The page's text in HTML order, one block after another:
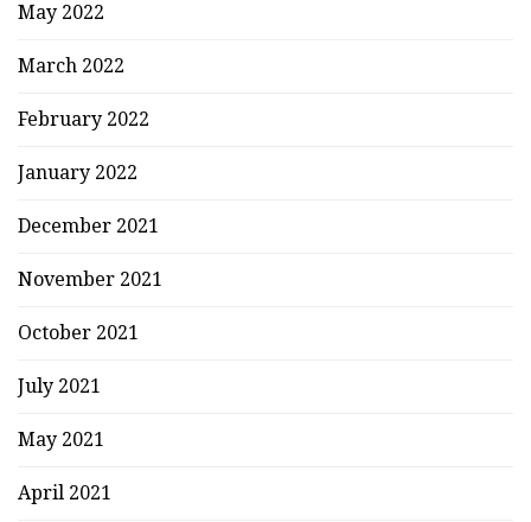
May 2022
March 2022
February 2022
January 2022
December 2021
November 2021
October 2021
July 2021
May 2021
April 2021